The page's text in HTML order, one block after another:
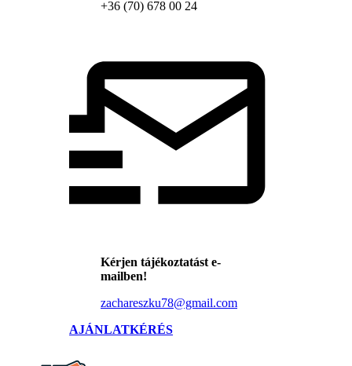
+36 (70) 678 00 24
Kérjen tájékoztatást e-
mailben!
zachareszku78@gmail.com
AJÁNLATKÉRÉS